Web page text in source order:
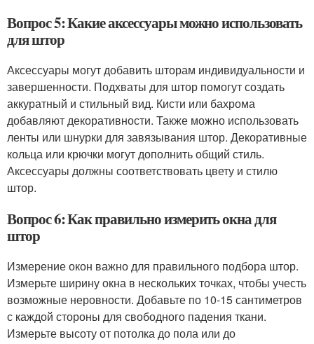
Вопрос 5: Какие аксессуары можно использовать
для штор
Аксессуары могут добавить шторам индивидуальности и
завершенности. Подхваты для штор помогут создать
аккуратный и стильный вид. Кисти или бахрома
добавляют декоративности. Также можно использовать
ленты или шнурки для завязывания штор. Декоративные
кольца или крючки могут дополнить общий стиль.
Аксессуары должны соответствовать цвету и стилю
штор.
Вопрос 6: Как правильно измерить окна для
штор
Измерение окон важно для правильного подбора штор.
Измерьте ширину окна в нескольких точках, чтобы учесть
возможные неровности. Добавьте по 10-15 сантиметров
с каждой стороны для свободного падения ткани.
Измерьте высоту от потолка до пола или до